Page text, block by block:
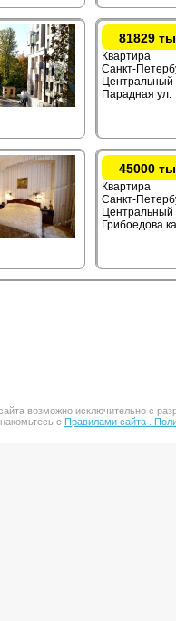
81829
Квартира
Санкт-
Центральный
Парадная ул.
45000
Квартира
Санкт-
Центральный
Грибоедова
возможно исключительно с
с Правилами сайта .